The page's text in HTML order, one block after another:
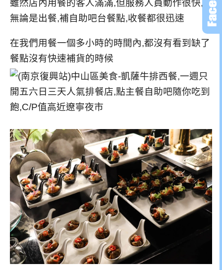
雖然店內用餐的客人滿滿,但服務人員動作很快,
無論是出餐,補自助吧台餐點,收餐都很迅速
在我們用餐一個多小時的時間內,都沒有看到缺了
餐點沒有快速補貨的時候